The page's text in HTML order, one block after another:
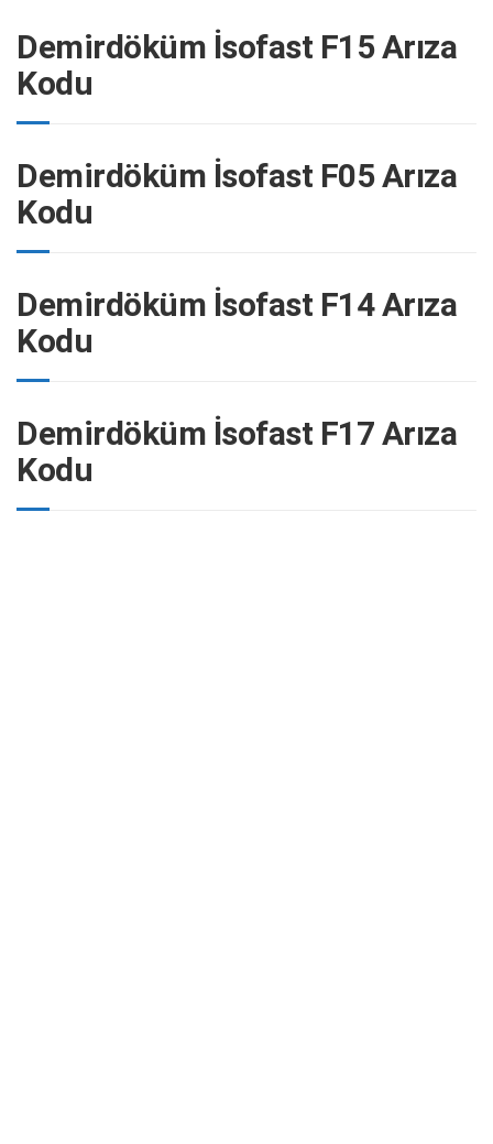
Demirdöküm İsofast F15 Arıza
Kodu
Demirdöküm İsofast F05 Arıza
Kodu
Demirdöküm İsofast F14 Arıza
Kodu
Demirdöküm İsofast F17 Arıza
Kodu